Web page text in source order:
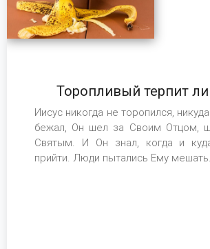
Торопливый терпит
Иисус никогда не торопился,
бежал, Он шел за Своим Отцом,
Святым. И Он знал, когда и
прийти. Люди пытались Ему